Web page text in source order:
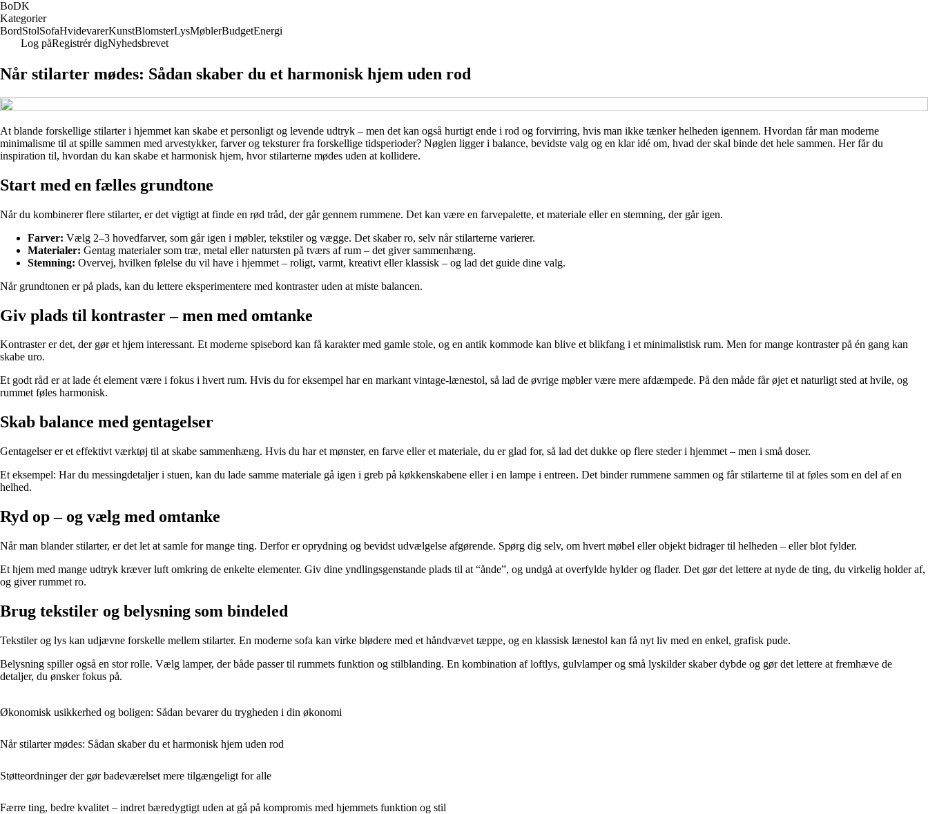
BoDK
Kategorier
BordStolSofaHvidevarerKunstBlomsterLysMøblerBudgetEnergi
Log påRegistrér digNyhedsbrevet
Når stilarter mødes: Sådan skaber du et harmonisk hjem uden rod
At blande forskellige stilarter i hjemmet kan skabe et personligt og levende udtryk – men det kan også hurtigt ende i rod og forvirring, hvis man ikke tænker helheden igennem. Hvordan får man moderne
minimalisme til at spille sammen med arvestykker, farver og teksturer fra forskellige tidsperioder? Nøglen ligger i balance, bevidste valg og en klar idé om, hvad der skal binde det hele sammen. Her får du
inspiration til, hvordan du kan skabe et harmonisk hjem, hvor stilarterne mødes uden at kollidere.
Start med en fælles grundtone
Når du kombinerer flere stilarter, er det vigtigt at finde en rød tråd, der går gennem rummene. Det kan være en farvepalette, et materiale eller en stemning, der går igen.
Farver: Vælg 2–3 hovedfarver, som går igen i møbler, tekstiler og vægge. Det skaber ro, selv når stilarterne varierer.
Materialer: Gentag materialer som træ, metal eller natursten på tværs af rum – det giver sammenhæng.
Stemning: Overvej, hvilken følelse du vil have i hjemmet – roligt, varmt, kreativt eller klassisk – og lad det guide dine valg.
Når grundtonen er på plads, kan du lettere eksperimentere med kontraster uden at miste balancen.
Giv plads til kontraster – men med omtanke
Kontraster er det, der gør et hjem interessant. Et moderne spisebord kan få karakter med gamle stole, og en antik kommode kan blive et blikfang i et minimalistisk rum. Men for mange kontraster på én gang kan
skabe uro.
Et godt råd er at lade ét element være i fokus i hvert rum. Hvis du for eksempel har en markant vintage-lænestol, så lad de øvrige møbler være mere afdæmpede. På den måde får øjet et naturligt sted at hvile, og
rummet føles harmonisk.
Skab balance med gentagelser
Gentagelser er et effektivt værktøj til at skabe sammenhæng. Hvis du har et mønster, en farve eller et materiale, du er glad for, så lad det dukke op flere steder i hjemmet – men i små doser.
Et eksempel: Har du messingdetaljer i stuen, kan du lade samme materiale gå igen i greb på køkkenskabene eller i en lampe i entreen. Det binder rummene sammen og får stilarterne til at føles som en del af en
helhed.
Ryd op – og vælg med omtanke
Når man blander stilarter, er det let at samle for mange ting. Derfor er oprydning og bevidst udvælgelse afgørende. Spørg dig selv, om hvert møbel eller objekt bidrager til helheden – eller blot fylder.
Et hjem med mange udtryk kræver luft omkring de enkelte elementer. Giv dine yndlingsgenstande plads til at “ånde”, og undgå at overfylde hylder og flader. Det gør det lettere at nyde de ting, du virkelig holder af,
og giver rummet ro.
Brug tekstiler og belysning som bindeled
Tekstiler og lys kan udjævne forskelle mellem stilarter. En moderne sofa kan virke blødere med et håndvævet tæppe, og en klassisk lænestol kan få nyt liv med en enkel, grafisk pude.
Belysning spiller også en stor rolle. Vælg lamper, der både passer til rummets funktion og stilblanding. En kombination af loftlys, gulvlamper og små lyskilder skaber dybde og gør det lettere at fremhæve de
detaljer, du ønsker fokus på.
Økonomisk usikkerhed og boligen: Sådan bevarer du trygheden i din økonomi
Når stilarter mødes: Sådan skaber du et harmonisk hjem uden rod
Støtteordninger der gør badeværelset mere tilgængeligt for alle
Færre ting, bedre kvalitet – indret bæredygtigt uden at gå på kompromis med hjemmets funktion og stil